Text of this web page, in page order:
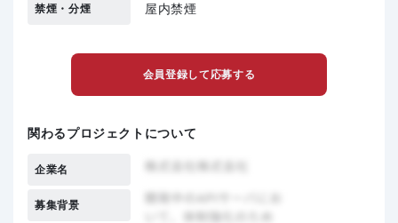
禁煙・分煙 屋内禁煙
会員登録して応募する
関わるプロジェクトについて
企業名
募集背景